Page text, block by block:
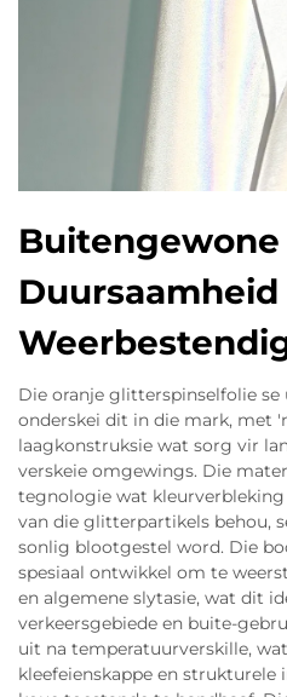
Buitengewone
Duursaamheid
Die oranje glitterspinselfolie
onderskei dit in die mark, met
laagkonstruksie wat sorg vir
verskeie omgewings. Die
tegnologie wat
van die glitterpartikels behou,
sonlig blootgestel word. Die
spesiaal ontwikkel om te
en algemene slytasie, wat dit
verkeersgebiede en buite-
uit na temperatuurverskille,
kleefeienskappe en